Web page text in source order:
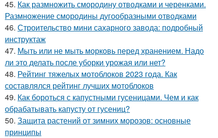
45. Как размножить смородину отводками и черенками.
Размножение смородины дугообразными отводками
46. Строительство мини сахарного завода: подробный
инструктаж
47. Мыть или не мыть морковь перед хранением. Надо
ли это делать после уборки урожая или нет?
48. Рейтинг тяжелых мотоблоков 2023 года. Как
составлялся рейтинг лучших мотоблоков
49. Как бороться с капустными гусеницами. Чем и как
обрабатывать капусту от гусениц?
50. Защита растений от зимних морозов: основные
принципы